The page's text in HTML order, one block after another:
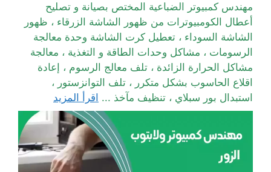
مهندس كمبيوتر الضباعية المختص بصيانة و تصليح
أعطال الكومبيوترات من ظهور الشاشة الزرقاء ، ظهور
الشاشة السوداء ، تعطيل كرت الشاشة وحدة معالجة
الرسومات ، مشاكل وحدات الطاقة و التغذية ، معالجة
مشاكل الحرارة الزائدة ، تلف معالج الرسوم ، إعادة
اقلاع الحاسوب بشكل متكرر ، تلف التوانزستور ،
استبدال بور سبلاي ، تنظيف مآخذ ... اقرأ المزيد